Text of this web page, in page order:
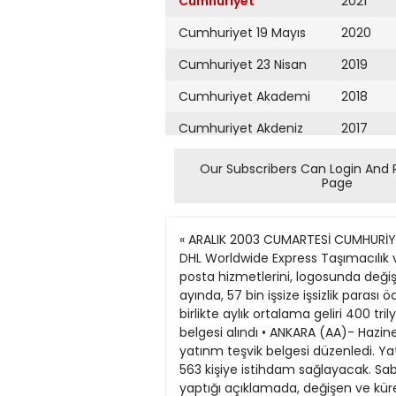
Cumhuriyet 19 Mayıs
Cumhuriyet 23 Nisan
Cumhuriyet Akademi
Cumhuriyet Akdeniz
Cumhuriyet Alışveriş
Cumhuriyet Ankara
Cumhuriyet Büyük
Taaruz
Cumhuriyet
Cumartesi
Cumhuriyet Çevre
2020
2019
2018
2017
2016
2015
2013
2011
2010
2009
Our Subscribers Can Login And
Page
« ARALIK 2003 CUMARTESİ CUMHURİYET SAYFA MLIJvUll UIVJJ. ekonomi@cumhuriyet.com.tr 13 DHL'nin rengi 'Alman Sarısı' • KONYA(AA)- DHL Worldwide Express Taşımacılık ve Ticaret Türkiye îcra Kurulu Cyesi Reha Arar, Deutsche Post'un, dünyada 3 ayn firmayla yürüttüğü posta hizmetlerini, logosunda değişiklik yaptığı DHL çatısı altında topladığını söyledi. Fondan 57 bin işsize maaş • ANKARA (AıNKA) - Kasım ayında, 57 bin işsize işsizlik parası ödeyen işsizlik Sigortası Fonu'nun toplam büyüklüğü 8 katrilyon 539 trilyon liraya ulaştı. Faiz gelirleriyle birlikte aylık ortalama geliri 400 trilyona ulaşan fonun işsizlere yaptığı aylık ödeme tutan ise 10 trilyon lira olarak açıklandı. 260 teşvik belgesi alındı • ANKARA (AA)- Hazine Müsteşarhğı bu yılın ekim ayında, toplam 1 katrilyon 1 trilyon 345.3 milyar liralık yatınm öngören 260 yatınm teşvik belgesi düzenledi. Yatınmlar için 414 milyon 57 bin dolarhk döviz kullanımı öngörülüyor. Yatınmlar tamamlandığında 11 bin 563 kişiye istihdam sağlayacak. Sabancı: Daha da büyüyeceğîz • İSTANBUL (AA) - Sabancı Holding Icra Kurulu Başkanı Dr. Celal Metin yaptığı açıklamada, değişen ve küreselleşen dünyanın ekonomik koşullannın daha da büyümeyi gerektirdiğini belirterek "Büyüğüz daha da büyüyeceğiz" dedi. Düşük kur oyunlanyla bir yere gidilemeyeceğini ifade eden Metin, bunun yerine ürün ve marka üzerinde çalışılması gerektiğini söyledi. Küçük değişikliklerle çıkanlan Petrol Yasa Tasansı'nı inceleyen kurul: Serbestleşmeye aykın Rekabet uyansı gizlendiFATMAKOŞAR Petrol piyasasının serbest- leştirilmesi amacıyla yasalaş- tınlan Petrol Piyasası Yasa Ta- sarısı hakkında görüş bildiren Rekabet Kurulu'nun çok sayı- da maddesi hakkında olumsuz görüş bildirdiği ortaya çıktı. Buna karşılık hükümetin bir önceki gece yasalaştırdığı ta- sarının maddelerine bakıldı- ğında "rekabet" uyanlannın da dikkate alınmadığı anlaşıh- yor. Rekabet Kurulu, temmuzda Başbakanlık Kanunlar ve Ka- rarlar Genel Müdürlüğü'ne • Rekabet Kurulu, IMF'nin öncelikleri arasında olduğu kadar AKP'nin ısrarlı davrandığı Petrol Kanunu'nda Değişiklik Yapan Tasan'nın öngördüğü pek çok düzenlemenin "serbest piyasanın oluşumu ve işleyişi için rekabet ortamının sağlanması ilkesi ile ters düştüğü" yönünde uyan yapmış. bildirdiği görüşünde, "tasan- nın ban maddeleri itibanyla serbest piyasaya aykın hiiküm- ler içerdiğinr belirtmiş. Baş- kan Mustafa Parlakın imzası- nı taşıyan görüşte bazı madde- lerin, "yasanın gerekçesine ay- knidüştüğünü" belirten Kurul özetle şunlan dile getirdi: "Akaryakıt istasyonlannın